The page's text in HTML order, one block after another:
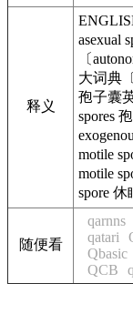
释义
asexual
〔
大词典
孢子囊
spores
motile
motile
spore
随便看
qarnns
qatari
Qbasic
QCB